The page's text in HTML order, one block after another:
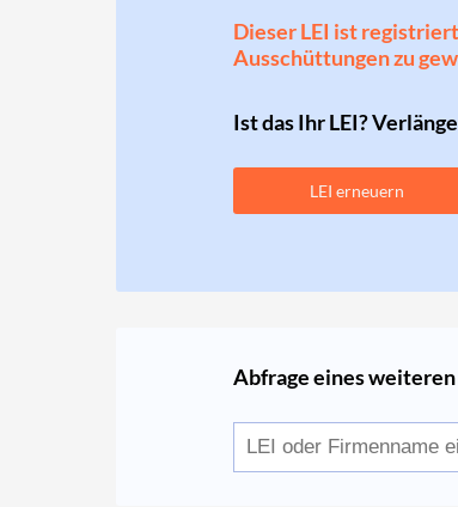
Dieser LEI ist
Ausschüttungen zu
Ist das Ihr LEI?
LEI erneuern
Abfrage eines weiteren